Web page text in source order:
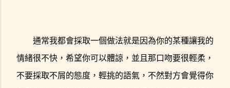
通常我都會採取一個做法就是因為你的某種讓我的
情緒很不快，希望你可以體諒，並且那口吻要很輕柔，
不要採取不屑的態度，輕挑的語氣，不然對方會覺得你